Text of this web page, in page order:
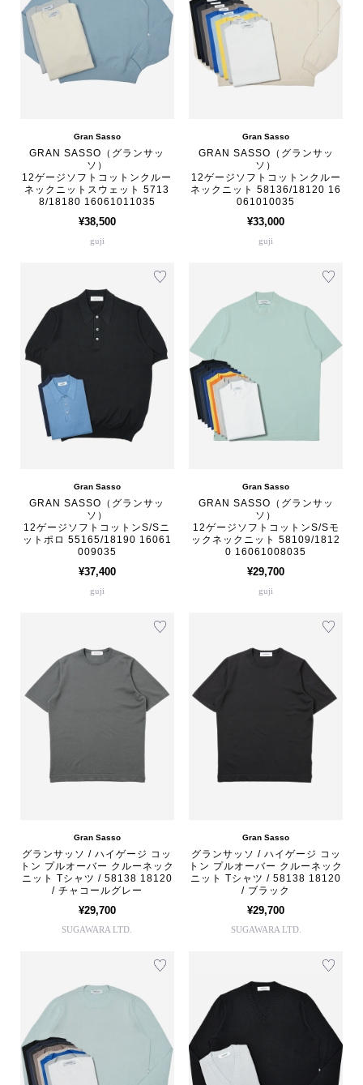
Gran Sasso
GRAN SASSO（グランサッ
ソ）
12ゲージソフトコットンクルー
ネックニットスウェット 5713
8/18180 16061011035
¥38,500
guji
Gran Sasso
GRAN SASSO（グランサッ
ソ）
12ゲージソフトコットンクルー
ネックニット 58136/18120 16
061010035
¥33,000
guji
Gran Sasso
GRAN SASSO（グランサッ
ソ）
12ゲージソフトコットンS/Sニ
ットポロ 55165/18190 16061
009035
¥37,400
guji
Gran Sasso
GRAN SASSO（グランサッ
ソ）
12ゲージソフトコットンS/Sモ
ックネックニット 58109/1812
0 16061008035
¥29,700
guji
Gran Sasso
グランサッソ / ハイゲージ コッ
トン プルオーバー クルーネック
ニット Tシャツ / 58138 18120
/ チャコールグレー
¥29,700
SUGAWARA LTD.
Gran Sasso
グランサッソ / ハイゲージ コッ
トン プルオーバー クルーネック
ニット Tシャツ / 58138 18120
/ ブラック
¥29,700
SUGAWARA LTD.